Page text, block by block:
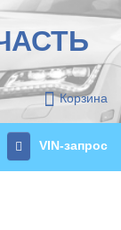
Корзина
VIN-запрос